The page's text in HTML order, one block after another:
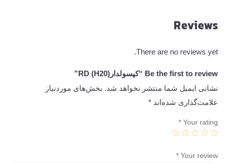
Reviews
There are no reviews yet.
Be the first to review “کپسولدارRD (H20)”
نشانی ایمیل شما منتشر نخواهد شد. بخش‌های موردنیاز
علامت‌گذاری شده‌اند *
Your rating
*
Your review
*